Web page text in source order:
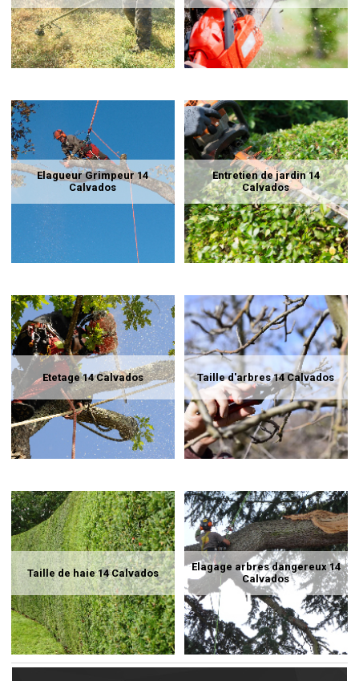
Elagueur Grimpeur 14
Calvados
Entretien de jardin 14
Calvados
Etetage 14 Calvados Taille d'arbres 14 Calvados
Taille de haie 14 Calvados
Elagage arbres dangereux 14
Calvados